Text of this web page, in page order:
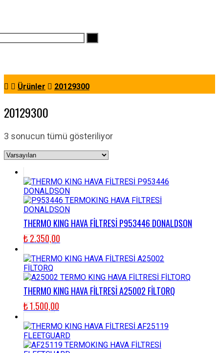
Ürünler 20129300
20129300
3 sonucun tümü gösteriliyor
THERMO KING HAVA FİLTRESİ P953446 DONALDSON
₺2.350,00
THERMO KING HAVA FİLTRESİ A25002 FİLTORQ
₺1.500,00